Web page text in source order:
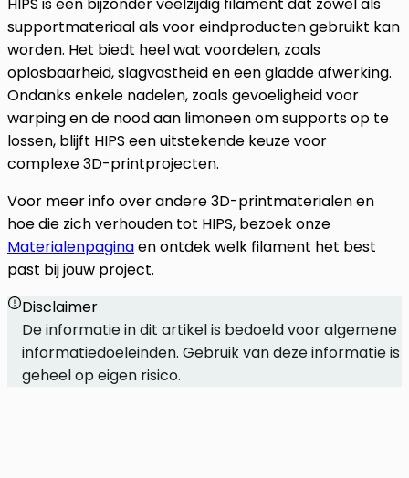
supportmateriaal als voor eindproducten gebruikt kan
worden. Het biedt heel wat voordelen, zoals
oplosbaarheid, slagvastheid en een gladde afwerking.
Ondanks enkele nadelen, zoals gevoeligheid voor
warping en de nood aan limoneen om supports op te
lossen, blijft HIPS een uitstekende keuze voor
complexe 3D-printprojecten.
Voor meer info over andere 3D-printmaterialen en
hoe die zich verhouden tot HIPS, bezoek onze
Materialenpaginaen ontdek welk filament het best
past bij jouw project.
Disclaimer
De informatie in dit artikel is bedoeld voor algemene
informatiedoeleinden. Gebruik van deze informatie is
geheel op eigen risico.